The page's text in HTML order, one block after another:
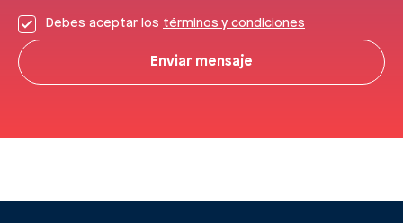
Debes aceptar los términos y condiciones
Enviar mensaje